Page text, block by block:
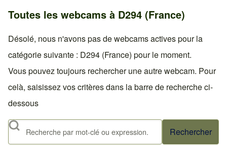
Toutes les webcams à D294 (France)
Désolé, nous n'avons pas de webcams actives pour la
catégorie suivante : D294 (France) pour le moment.
Vous pouvez toujours rechercher une autre webcam. Pour
celà, saisissez vos critères dans la barre de recherche ci-
dessous
Rechercher